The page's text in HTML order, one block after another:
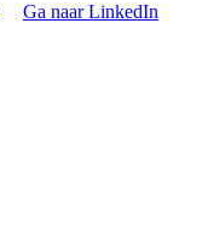
Ga naar LinkedIn